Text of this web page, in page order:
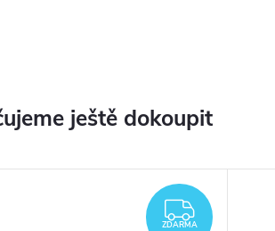
ještě dokoupit
ZDARMA
ZDARMA